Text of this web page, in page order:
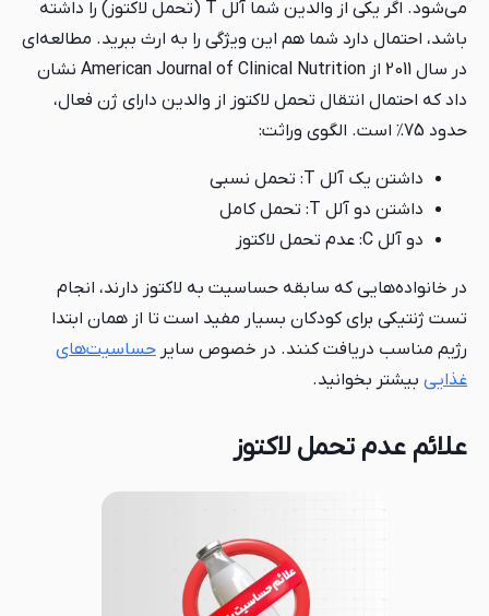
می‌شود. اگر یکی از والدین شما آلل T (تحمل لاکتوز) را داشته
باشد، احتمال دارد شما هم این ویژگی را به ارث ببرید. مطالعه‌ای
در سال 2011 از American Journal of Clinical Nutrition نشان
داد که احتمال انتقال تحمل لاکتوز از والدین دارای ژن فعال،
حدود 75٪ است. الگوی وراثت:
داشتن یک آلل T: تحمل نسبی
داشتن دو آلل T: تحمل کامل
دو آلل C: عدم تحمل لاکتوز
در خانواده‌هایی که سابقه حساسیت به لاکتوز دارند، انجام
تست ژنتیکی برای کودکان بسیار مفید است تا از همان ابتدا
رژیم مناسب دریافت کنند. در خصوص سایر حساسیت‌های
غذایی بیشتر بخوانید.
علائم عدم تحمل لاکتوز